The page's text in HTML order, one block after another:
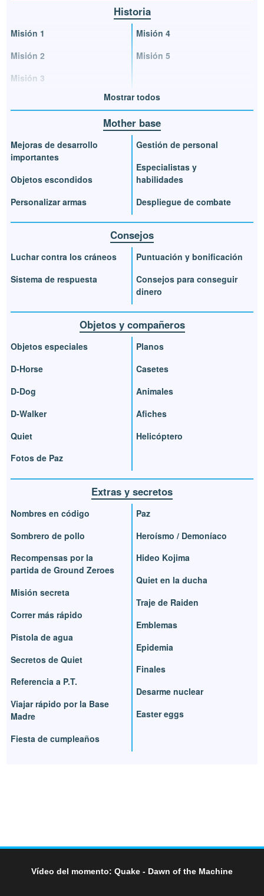
Historia
Misión 1
Misión 2
Misión 3
Misión 4
Misión 5
Mostrar todos
Mother base
Mejoras de desarrollo
importantes
Objetos escondidos
Personalizar armas
Gestión de personal
Especialistas y
habilidades
Despliegue de combate
Consejos
Luchar contra los cráneos
Sistema de respuesta
Puntuación y bonificación
Consejos para conseguir
dinero
Objetos y compañeros
Objetos especiales
D-Horse
D-Dog
D-Walker
Quiet
Fotos de Paz
Planos
Casetes
Animales
Afiches
Helicóptero
Extras y secretos
Nombres en código
Sombrero de pollo
Recompensas por la
partida de Ground Zeroes
Misión secreta
Correr más rápido
Pistola de agua
Secretos de Quiet
Referencia a P.T.
Viajar rápido por la Base
Madre
Fiesta de cumpleaños
Paz
Heroísmo / Demoníaco
Hideo Kojima
Quiet en la ducha
Traje de Raiden
Emblemas
Epidemia
Finales
Desarme nuclear
Easter eggs
Vídeo del momento: Quake - Dawn of the Machine